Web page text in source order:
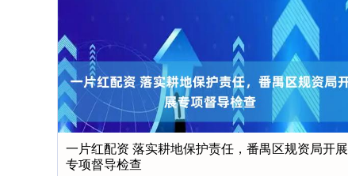
一片红配资 落实耕地保护责任，番禺区规资局开展
专项督导检查